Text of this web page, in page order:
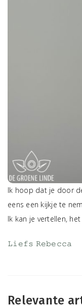
Ik hoop dat je door
eens een kijkje te
Ik kan je vertellen,
𝙻𝚒𝚎𝚏𝚜 𝚁𝚎𝚋𝚎𝚌𝚌𝚊
Relevante